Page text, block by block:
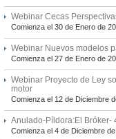
Webinar Cecas
Comienza el 30 de Enero de
Webinar Nuevos modelos
Comienza el 27 de Enero de
Webinar Proyecto de Ley
motor
Comienza el 12 de Diciembre
Anulado-Píldora:El Bróker-
Comienza el 4 de Diciembre